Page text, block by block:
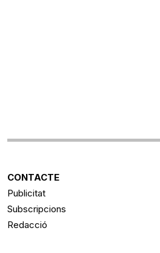
CONTACTE
Publicitat
Subscripcions
Redacció